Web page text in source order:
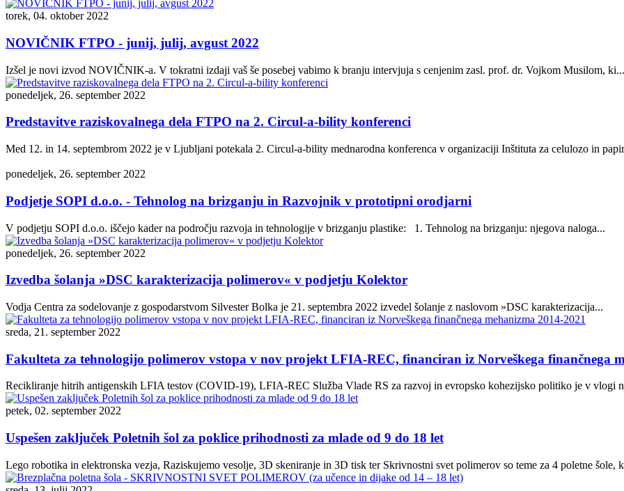
torek, 04. oktober 2022
NOVIČNIK FTPO - junij, julij, avgust 2022
Izšel je novi izvod NOVIČNIK-a. V tokratni izdaji vaš še posebej vabimo k branju intervjuja s cenjenim zasl. prof. dr. Vojkom Musilom, ki...
ponedeljek, 26. september 2022
Predstavitve raziskovalnega dela FTPO na 2. Circul-a-bility konferenci
Med 12. in 14. septembrom 2022 je v Ljubljani potekala 2. Circul-a-bility mednarodna konferenca v organizaciji Inštituta za celulozo in
ponedeljek, 26. september 2022
Podjetje SOPI d.o.o. - Tehnolog na brizganju in Razvojnik v prototipni orodjarni
V podjetju SOPI d.o.o. iščejo kader na področju razvoja in tehnologije v brizganju plastike: 1. Tehnolog na brizganju: njegova naloga...
ponedeljek, 26. september 2022
Izvedba šolanja »DSC karakterizacija polimerov« v podjetju Kolektor
Vodja Centra za sodelovanje z gospodarstvom Silvester Bolka je 21. septembra 2022 izvedel šolanje z naslovom »DSC karakterizacija...
sreda, 21. september 2022
Fakulteta za tehnologijo polimerov vstopa v nov projekt LFIA-REC, financiran iz Norveškega finančnega
Recikliranje hitrih antigenskih LFIA testov (COVID-19), LFIA-REC Služba Vlade RS za razvoj in evropsko kohezijsko politiko je v vlogi
petek, 02. september 2022
Uspešen zaključek Poletnih šol za poklice prihodnosti za mlade od 9 do 18 let
Lego robotika in elektronska vezja, Raziskujemo vesolje, 3D skeniranje in 3D tisk ter Skrivnostni svet polimerov so teme za 4 poletne šole,